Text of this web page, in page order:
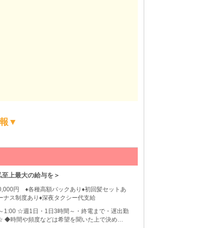
▼
最大の給与を＞
円 ♦各種高額バックあり♦初回髪セットあ
ス制度あり♦深夜タクシー代支給
☆週1日・1日3時間～・終電まで・遅出勤
間や頻度などは希望を聞いた上で決めさ